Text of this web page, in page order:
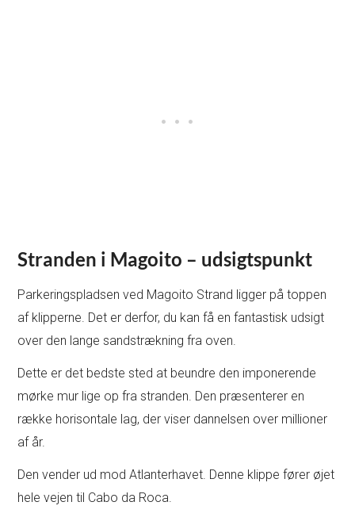
Stranden i Magoito – udsigtspunkt
Parkeringspladsen ved Magoito Strand ligger på toppen
af klipperne. Det er derfor, du kan få en fantastisk udsigt
over den lange sandstrækning fra oven.
Dette er det bedste sted at beundre den imponerende
mørke mur lige op fra stranden. Den præsenterer en
række horisontale lag, der viser dannelsen over millioner
af år.
Den vender ud mod Atlanterhavet. Denne klippe fører øjet
hele vejen til Cabo da Roca.